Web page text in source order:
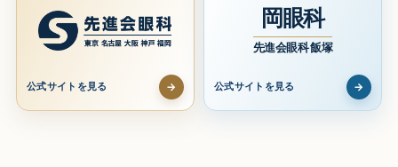
公式サイトを見る →
岡眼科
先進会眼科 飯塚
公式サイトを見る →